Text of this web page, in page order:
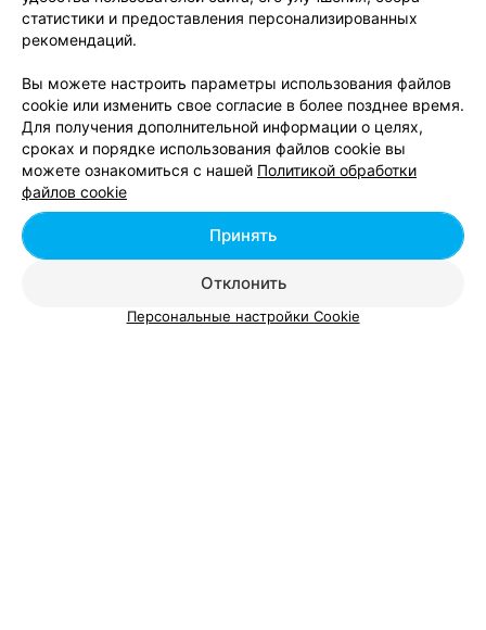
Минске
Салоны красоты возле парка Челюскинцев в
Минске
статистики и предоставления персонализированных
рекомендаций.
Вы можете настроить параметры использования файлов
cookie или изменить свое согласие в более позднее время.
Для получения дополнительной информации о целях,
сроках и порядке использования файлов cookie вы
можете ознакомиться с нашей Политикой обработки
файлов cookie
Отклонить
Принять
Персональные настройки Cookie